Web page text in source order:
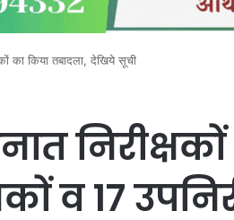
का किया तबादला, देखिये सूची
व 17